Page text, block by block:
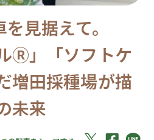
見据えて。
Ⓡ」「ソフトケ
増田採種場が描
未来